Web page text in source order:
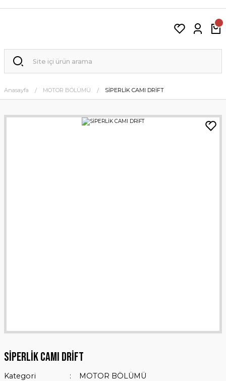
Anasayfa MOTOR BÖLÜMÜ SİPERLİK CAMI DRİFT
SİPERLİK CAMI DRİFT
Kategori
MOTOR BÖLÜMÜ